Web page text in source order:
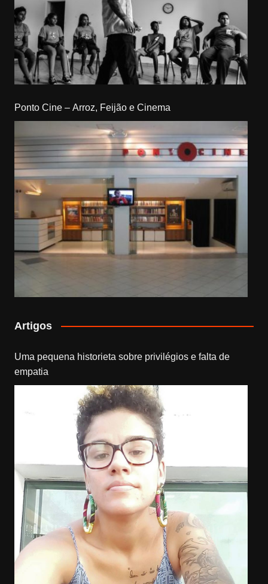
Ponto Cine – Arroz, Feijão e Cinema
Artigos
Uma pequena historieta sobre privilégios e falta de
empatia